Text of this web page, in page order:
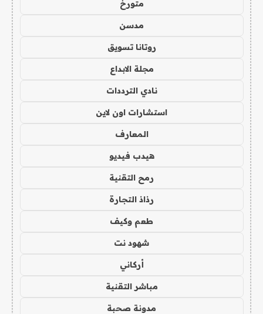
متورخ
مدسن
روتانا تسويق
مجلة الابداع
نادي الترددات
استشارات اون لاين
المعارف
هيدب فيديو
رمح التقنية
رذاذ التجارة
طعم وكيف
شهود نت
أركاني
مباشر التقنية
مدونة صحبة